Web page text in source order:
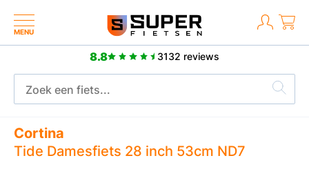
MENU
8.8 3132 reviews
Meer dan 2500 positieve reviews
Cortina
Tide Damesfiets 28 inch 53cm ND7